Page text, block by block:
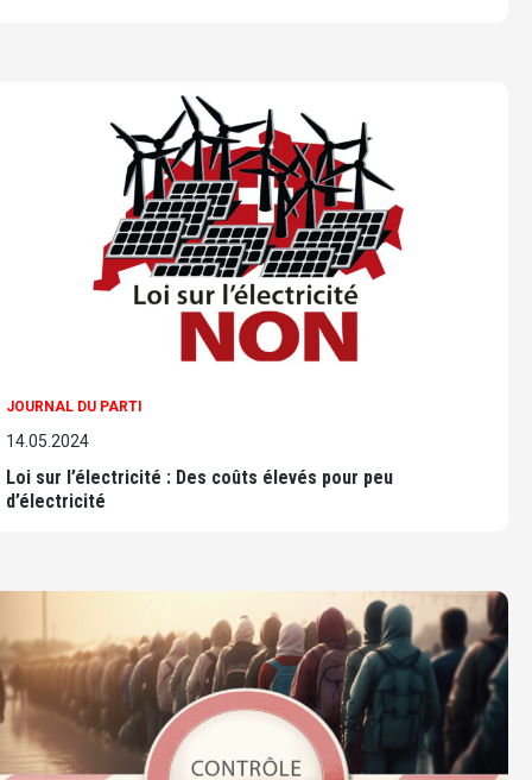
JOURNAL DU PARTI
14.05.2024
Loi sur l’électricité : Des coûts élevés pour peu
d’électricité